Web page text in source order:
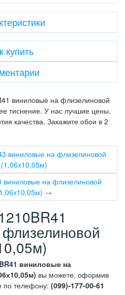
купить
виниловые на флизелиновой
тиснение. У нас лучшие цены.
качества. Закажите обои в 2
виниловые на флизелиновой
на флизелиновой
→
виниловые на
вы можете, оформив
по телефону: (099)-177-00-61